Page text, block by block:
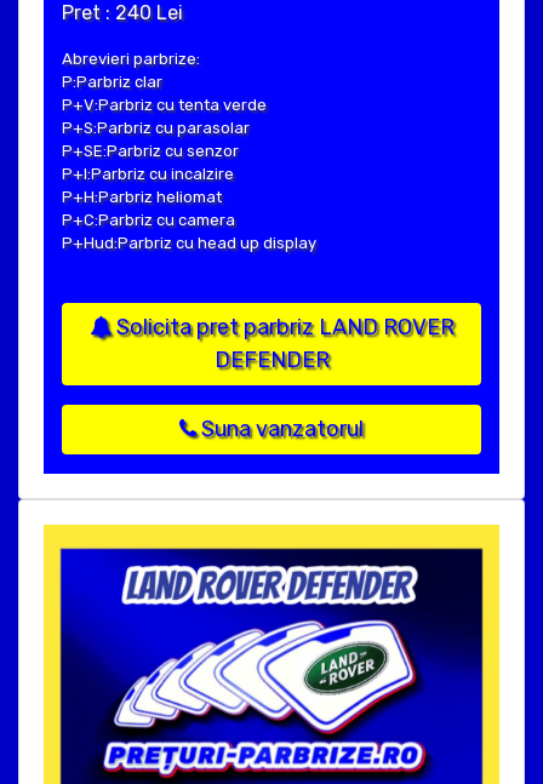
Pret : 240 Lei
Abrevieri parbrize:
P:Parbriz clar
P+V:Parbriz cu tenta verde
P+S:Parbriz cu parasolar
P+SE:Parbriz cu senzor
P+I:Parbriz cu incalzire
P+H:Parbriz heliomat
P+C:Parbriz cu camera
P+Hud:Parbriz cu head up display
Solicita pret parbriz LAND ROVER
DEFENDER
Suna vanzatorul